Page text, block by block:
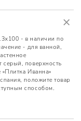
- в наличии по
- для ванной,
серый, поверхность
«Плитка Иванна»
положите товар
способом.